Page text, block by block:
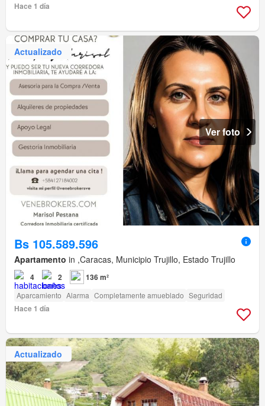
Hace 1 día
Actualizado
Ver foto
Bs 105.589.596
Apartamento in ,Caracas, Municipio Trujillo, Estado Trujillo
4 2 136 m²
Aparcamiento Alarma Completamente amueblado Seguridad
Hace 1 día
Actualizado